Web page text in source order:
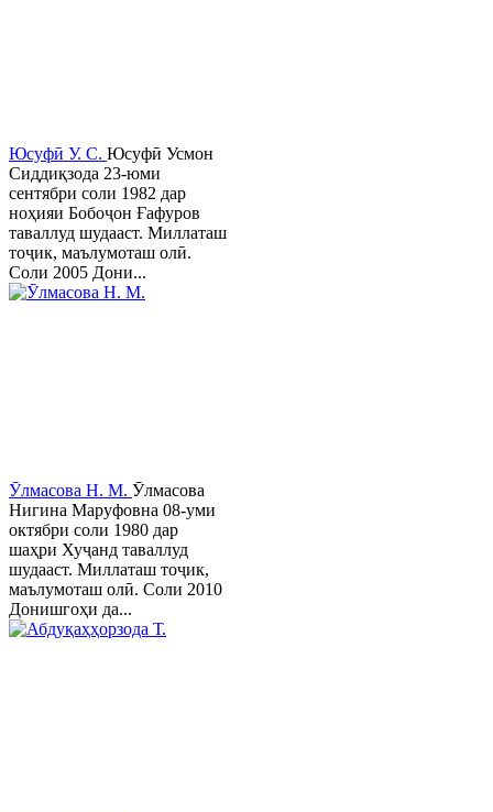
Юсуфӣ У. C. Юсуфӣ Усмон
Сиддиқзода 23-юми
сентябри соли 1982 дар
ноҳияи Бобоҷон Ғафуров
таваллуд шудааст. Миллаташ
тоҷик, маълумоташ олӣ.
Соли 2005 Дони...
Ӯлмасова Н. М. Ӯлмасова
Нигина Маруфовна 08-уми
октябри соли 1980 дар
шаҳри Хуҷанд таваллуд
шудааст. Миллаташ тоҷик,
маълумоташ олӣ. Соли 2010
Донишгоҳи да...